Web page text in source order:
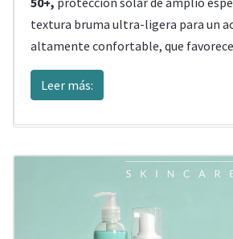
textura bruma ultra-ligera para un
altamente confortable, que
Leer más: